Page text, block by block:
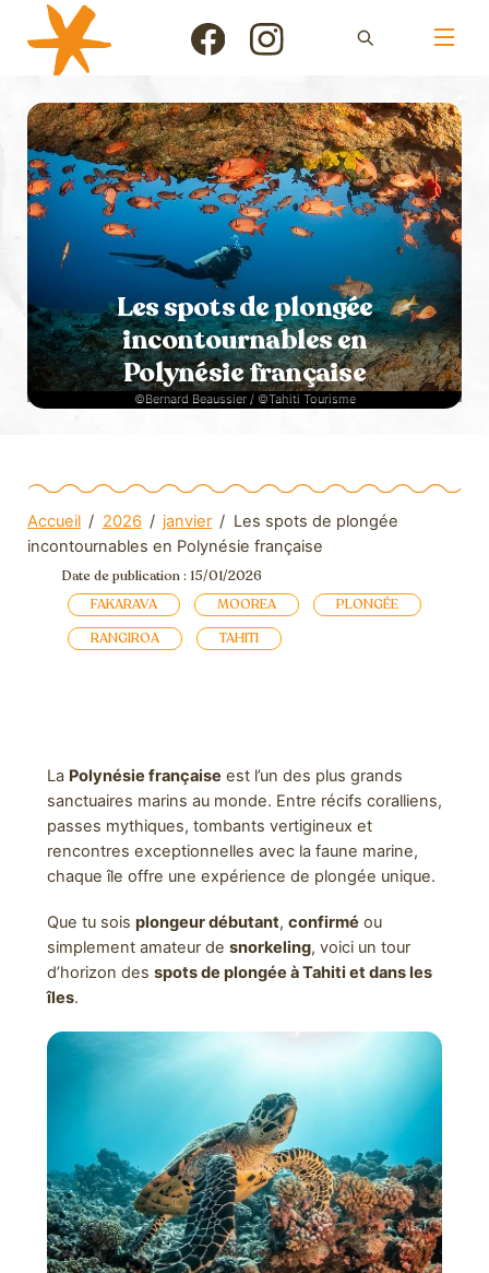
content
Icon
Icon
©Bernard Beaussier / ©Tahiti Tourisme
Les spots de plongée
incontournables en
Polynésie française
Accueil / 2026 / janvier / Les spots de plongée
incontournables en Polynésie française
Date de publication : 15/01/2026
FAKARAVA
MOOREA
PLONGÉE
RANGIROA
TAHITI
La Polynésie française est l’un des plus grands
sanctuaires marins au monde. Entre récifs coralliens,
passes mythiques, tombants vertigineux et
rencontres exceptionnelles avec la faune marine,
chaque île offre une expérience de plongée unique.
Que tu sois plongeur débutant, confirmé ou
simplement amateur de snorkeling, voici un tour
d’horizon des spots de plongée à Tahiti et dans les
îles.